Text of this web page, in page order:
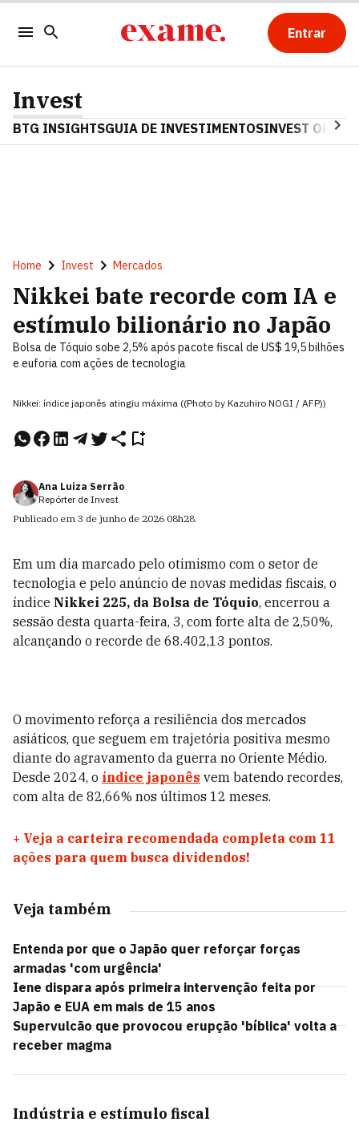
Entrar
Invest
BTG INSIGHTSGUIA DE INVESTIMENTOSINVEST OPINA
Home Invest Mercados
Nikkei bate recorde com IA e
estímulo bilionário no Japão
Bolsa de Tóquio sobe 2,5% após pacote fiscal de US$ 19,5 bilhões
e euforia com ações de tecnologia
Nikkei: índice japonês atingiu máxima ((Photo by Kazuhiro NOGI / AFP))
Ana Luiza Serrão
Repórter de Invest
Publicado em 3 de junho de 2026 08h28.
Em um dia marcado pelo otimismo com o setor de
tecnologia e pelo anúncio de novas medidas fiscais, o
índice Nikkei 225, da Bolsa de Tóquio, encerrou a
sessão desta quarta-feira, 3, com forte alta de 2,50%,
alcançando o recorde de 68.402,13 pontos.
O movimento reforça a resiliência dos mercados
asiáticos, que seguem em trajetória positiva mesmo
diante do agravamento da guerra no Oriente Médio.
Desde 2024, o índice japonês vem batendo recordes,
com alta de 82,66% nos últimos 12 meses.
+ Veja a carteira recomendada completa com 11
ações para quem busca dividendos!
Veja também
Entenda por que o Japão quer reforçar forças
armadas 'com urgência'
Iene dispara após primeira intervenção feita por
Japão e EUA em mais de 15 anos
Supervulcão que provocou erupção 'bíblica' volta a
receber magma
Indústria e estímulo fiscal